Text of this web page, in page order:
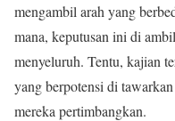
mengambil arah yang
mana, keputusan ini di
menyeluruh. Tentu, kajian
yang berpotensi di
mereka pertimbangkan.